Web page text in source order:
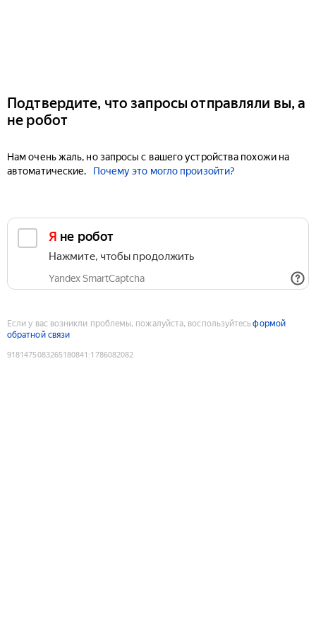
Подтвердите, что запросы отправляли вы, а
не робот
Нам очень жаль, но запросы с вашего устройства похожи на
автоматические.
Почему это могло произойти?
Я не робот
Нажмите, чтобы продолжить
Yandex SmartCaptcha
Если у вас возникли проблемы, пожалуйста, воспользуйтесьформой
обратной связи
9181475083265180841 :1786082082